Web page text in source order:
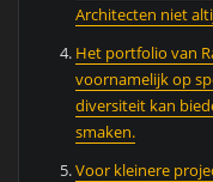
Architecten niet
Het portfolio van
voornamelijk op
diversiteit kan
smaken.
Voor kleinere